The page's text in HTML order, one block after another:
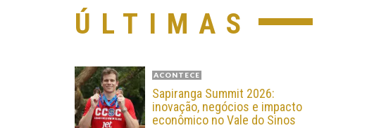
ÚLTIMAS
ACONTECE
Sapiranga Summit 2026:
inovação, negócios e impacto
econômico no Vale do Sinos